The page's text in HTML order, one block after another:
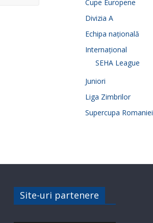
Cupe Europene
Divizia A
Echipa națională
Internațional
SEHA League
Juniori
Liga Zimbrilor
Supercupa Romaniei
Site-uri partenere